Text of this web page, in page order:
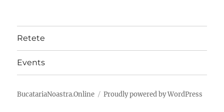
Retete
Events
BucatariaNoastra.Online Proudly powered by WordPress